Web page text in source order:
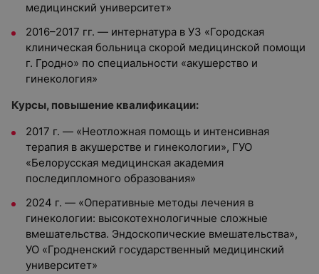
медицинский университет»
2016–2017 гг. — интернатура в УЗ «Городская
клиническая больница скорой медицинской помощи
г. Гродно» по специальности «акушерство и
гинекология»
Курсы, повышение квалификации:
2017 г. — «Неотложная помощь и интенсивная
терапия в акушерстве и гинекологии», ГУО
«Белорусская медицинская академия
последипломного образования»
2024 г. — «Оперативные методы лечения в
гинекологии: высокотехнологичные сложные
вмешательства. Эндоскопические вмешательства»,
УО «Гродненский государственный медицинский
университет»